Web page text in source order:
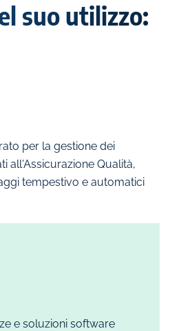
suo utilizzo:
per la gestione dei
all'Assicurazione Qualità,
tempestivo e automatici
e soluzioni software